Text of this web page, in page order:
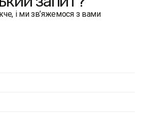
і ми зв’яжемося з вами